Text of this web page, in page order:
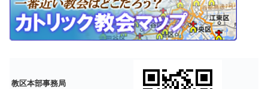
教区本部事務局